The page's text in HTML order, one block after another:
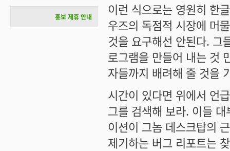
이런 식으로는 영원히 한
우즈의 독점적 시장에 머
것을 요구해선 안된다. 그
로그램을 만들어 내는 것
자들까지 배려해 줄 것을
시간이 있다면 위에서 언
그를 검색해 보라. 이들
이션이 그놈 데스크탑의
제기하는 버그 리포트는
홍보 제휴 안내